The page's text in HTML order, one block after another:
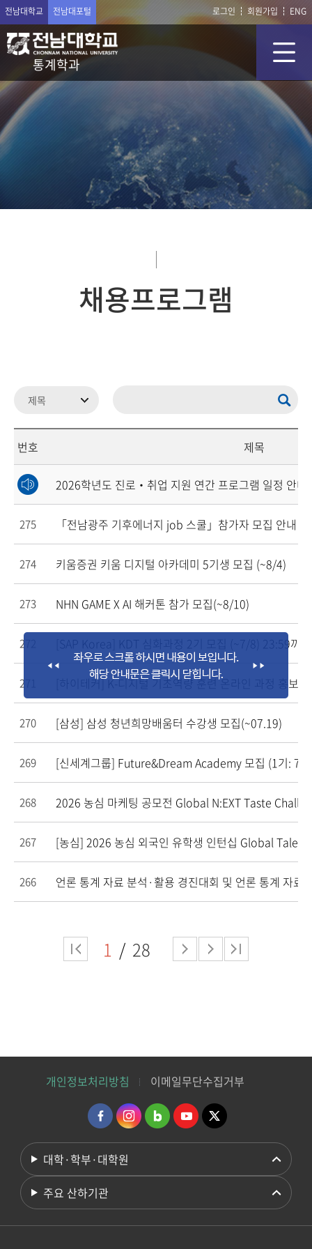
전남대학교 전남대포털 로그인 회원가입 ENG
통계학과
채용프로그램
번호 제목
2026학년도 진로‧취업 지원 연간 프로그램 일정 안내
275 「전남광주 기후에너지 job 스쿨」참가자 모집 안내
274 키움증권 키움 디지털 아카데미 5기생 모집 (~8/4)
273 NHN GAME X AI 해커톤 참가 모집(~8/10)
272 [SAP Korea] KDT 심화과정 2기 모집 (~7/8) 23:59까지
271 [하이테커] K-디지털 기초역량 훈련 온라인 과정 홍보
270 [삼성] 삼성 청년희망배움터 수강생 모집(~07.19)
269 [신세계그룹] Future&Dream Academy 모집 (1기: 7/
268 2026 농심 마케팅 공모전 Global N:EXT Taste
267 [농심] 2026 농심 외국인 유학생 인턴십 Global
266 언론 통계 자료 분석·활용 경진대회 및 언론 통계 자료
1 28
개인정보처리방침 이메일무단수집거부
대학·학부·대학원
주요 산하기관